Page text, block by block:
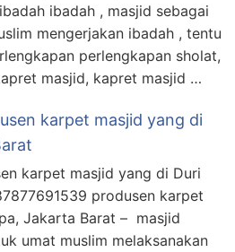
ibadah , masjid sebagai
mengerjakan ibadah , tentu
perlengkapan sholat,
masjid, kapret masjid …
karpet masjid yang di
karpet masjid yang di Duri
produsen karpet
Jakarta Barat – masjid
umat muslim melaksanakan